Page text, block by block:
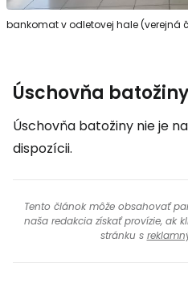
bankomat v odletovej hale (verejná
Úschovňa batožiny
Úschovňa batožiny nie je
dispozícii.
Tento článok môže obsahovať
naša redakcia získať provízie, ak
stránku s